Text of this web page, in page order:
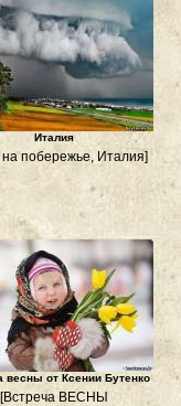
Италия
на побережье, Италия]
весны от Ксении Бутенко
[Встреча ВЕСНЫ